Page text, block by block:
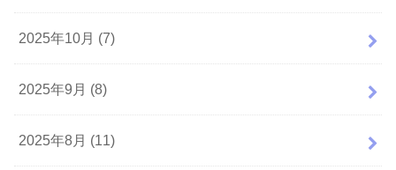
2025年10月 (7)
2025年9月 (8)
2025年8月 (11)